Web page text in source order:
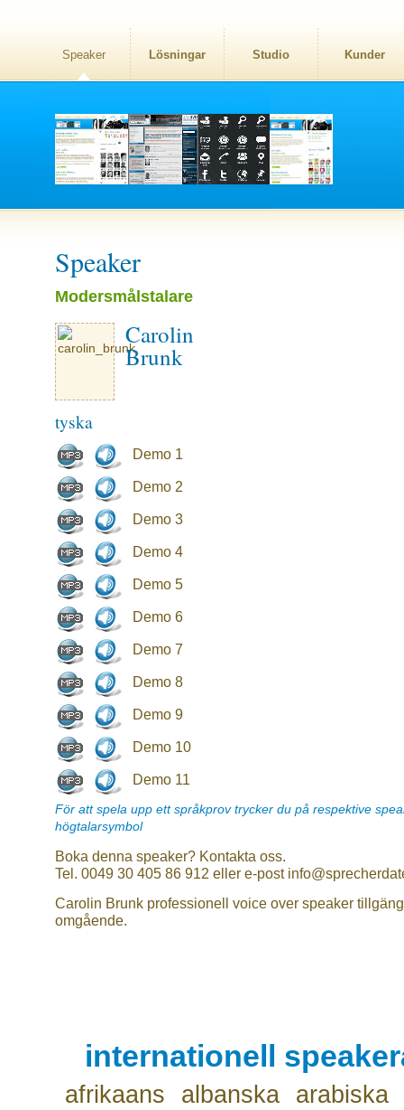
Speaker Lösningar Studio Kunder
Speaker
Modersmålstalare
Carolin
Brunk
tyska
Demo 1
Demo 2
Demo 3
Demo 4
Demo 5
Demo 6
Demo 7
Demo 8
Demo 9
Demo 10
Demo 11
För att spela upp ett språkprov trycker du på respektive
högtalarsymbol
Boka denna speaker? Kontakta oss.
Tel. 0049 30 405 86 912 eller e-post
Carolin Brunk professionell voice over speaker
omgående.
internationell
afrikaans albanska
arabiska